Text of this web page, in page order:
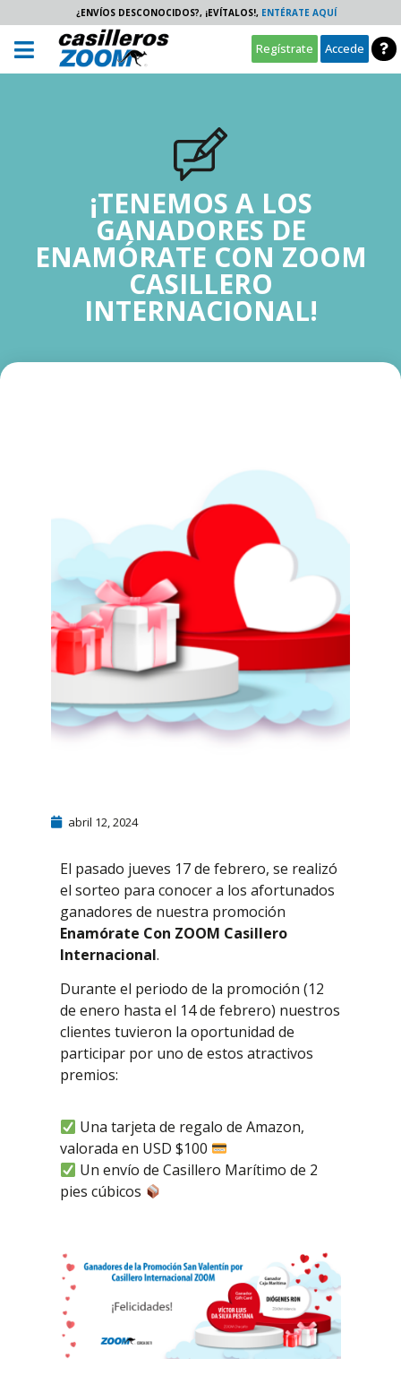
¿ENVÍOS DESCONOCIDOS?, ¡EVÍTALOS!, ENTÉRATE AQUÍ
Regístrate Accede
¡TENEMOS A LOS
GANADORES DE
ENAMÓRATE CON ZOOM
CASILLERO
INTERNACIONAL!
abril 12, 2024
El pasado jueves 17 de febrero, se realizó
el sorteo para conocer a los afortunados
ganadores de nuestra promoción
Enamórate Con ZOOM Casillero
Internacional.
Durante el periodo de la promoción (12
de enero hasta el 14 de febrero) nuestros
clientes tuvieron la oportunidad de
participar por uno de estos atractivos
premios:
Una tarjeta de regalo de Amazon,
valorada en USD $100
Un envío de Casillero Marítimo de 2
pies cúbicos